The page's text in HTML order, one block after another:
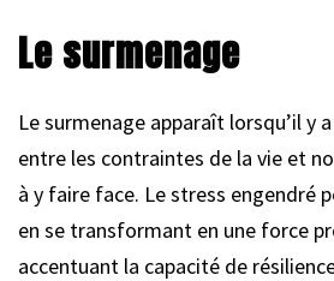
Le surmenage
Le surmenage apparaît lorsqu’il y
entre les contraintes de la vie et
à y faire face. Le stress engendré
en se transformant en une force
accentuant la capacité de